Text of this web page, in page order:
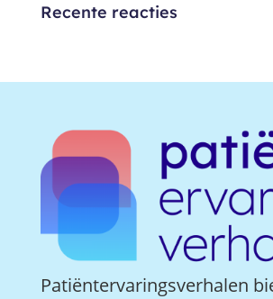
Recente reacties
Patiëntervaringsverhalen